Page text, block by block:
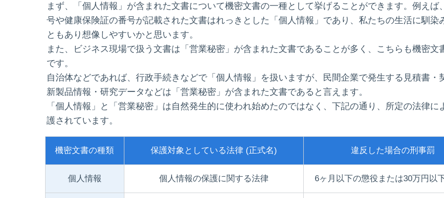
まず、「個人情報」が含まれた文書について機密文書の一種として挙げることができます。例えば
号や健康保険証の番号が記載された文書はれっきとした「個人情報」であり、私たちの生活に馴染
ともあり想像しやすいかと思います。
また、ビジネス現場で扱う文書は「営業秘密」が含まれた文書であることが多く、こちらも機密文
です。
自治体などであれば、行政手続きなどで「個人情報」を扱いますが、民間企業で発生する見積書・
新製品情報・研究データなどは「営業秘密」が含まれた文書であると言えます。
「個人情報」と「営業秘密」は自然発生的に使われ始めたのではなく、下記の通り、所定の法律に
護されています。
機密文書の種類 保護対象としている法律 (正式名) 違反した場合の刑事罰
個人情報 個人情報の保護に関する法律 6ヶ月以下の懲役または30万円以